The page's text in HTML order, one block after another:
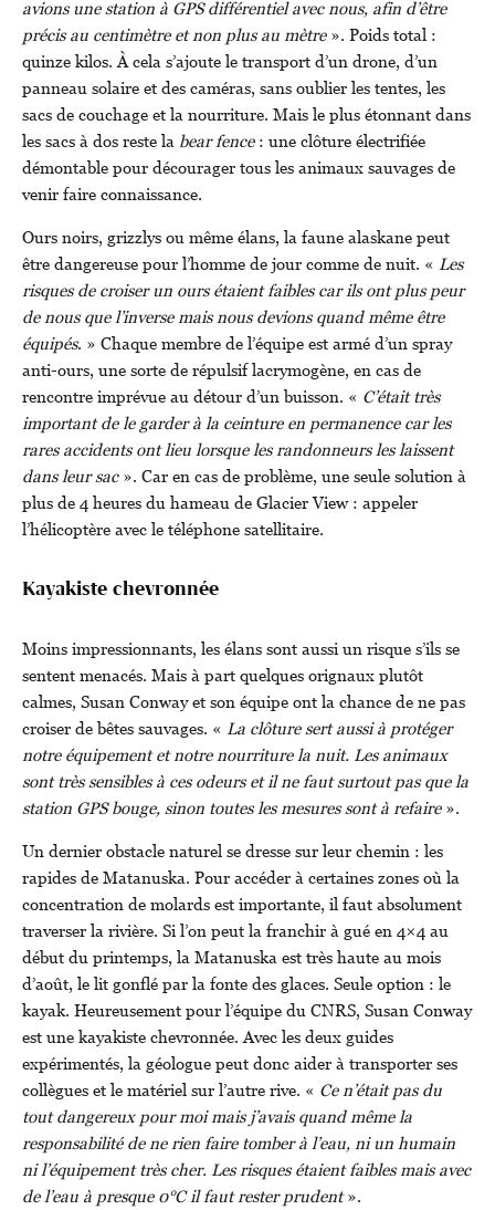
avions une station à GPS différentiel avec nous, afin d’être
précis au centimètre et non plus au mètre». Poids total :
quinze kilos. À cela s’ajoute le transport d’un drone, d’un
panneau solaire et des caméras, sans oublier les tentes, les
sacs de couchage et la nourriture. Mais le plus étonnant dans
les sacs à dos reste la bear fence: une clôture électrifiée
démontable pour décourager tous les animaux sauvages de
venir faire connaissance.
Ours noirs, grizzlys ou même élans, la faune alaskane peut
être dangereuse pour l’homme de jour comme de nuit. « Les
risques de croiser un ours étaient faibles car ils ont plus peur
de nous que l’inverse mais nous devions quand même être
équipés. » Chaque membre de l’équipe est armé d’un spray
anti-ours, une sorte de répulsif lacrymogène, en cas de
rencontre imprévue au détour d’un buisson. « C’était très
important de le garder à la ceinture en permanence car les
rares accidents ont lieu lorsque les randonneurs les laissent
dans leur sac». Car en cas de problème, une seule solution à
plus de 4 heures du hameau de Glacier View : appeler
l’hélicoptère avec le téléphone satellitaire.
Kayakiste chevronnée
Moins impressionnants, les élans sont aussi un risque s’ils se
sentent menacés. Mais à part quelques orignaux plutôt
calmes, Susan Conway et son équipe ont la chance de ne pas
croiser de bêtes sauvages. « La clôture sert aussi à protéger
notre équipement et notre nourriture la nuit. Les animaux
sont très sensibles à ces odeurs et il ne faut surtout pas que la
station GPS bouge, sinon toutes les mesures sont à refaire».
Un dernier obstacle naturel se dresse sur leur chemin : les
rapides de Matanuska. Pour accéder à certaines zones où la
concentration de molards est importante, il faut absolument
traverser la rivière. Si l’on peut la franchir à gué en 4×4 au
début du printemps, la Matanuska est très haute au mois
d’août, le lit gonflé par la fonte des glaces. Seule option : le
kayak. Heureusement pour l’équipe du CNRS, Susan Conway
est une kayakiste chevronnée. Avec les deux guides
expérimentés, la géologue peut donc aider à transporter ses
collègues et le matériel sur l’autre rive. « Ce n’était pas du
tout dangereux pour moi mais j’avais quand même la
responsabilité de ne rien faire tomber à l’eau, ni un humain
ni l’équipement très cher. Les risques étaient faibles mais avec
de l’eau à presque 0°C il faut rester prudent».